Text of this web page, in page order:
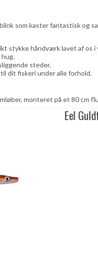
som kaster fantastisk og
stykke håndværk lavet af os i
steder.
dit fiskeri under alle forhold.
monteret på et 80 cm
Eel